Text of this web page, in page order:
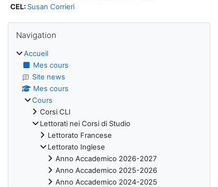
CEL: Susan Corrieri
Blocs
Navigation
Accueil
Mes cours
Site news
Mes cours
Cours
Corsi CLI
Lettorati nei Corsi di Studio
Lettorato Francese
Lettorato Inglese
Anno Accademico 2026-2027
Anno Accademico 2025-2026
Anno Accademico 2024-2025